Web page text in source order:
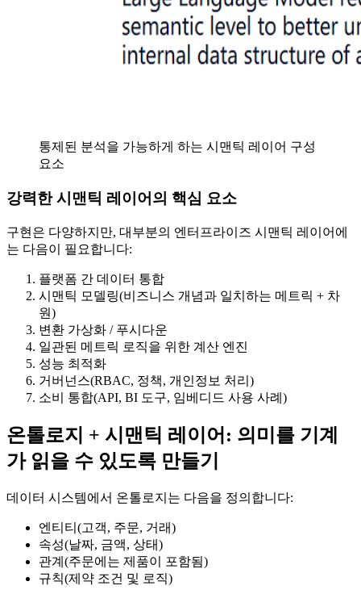
통제된 분석을 가능하게 하는 시맨틱 레이어 구성
요소
강력한 시맨틱 레이어의 핵심 요소
구현은 다양하지만, 대부분의 엔터프라이즈 시맨틱 레이어에
는 다음이 필요합니다:
플랫폼 간 데이터 통합
시맨틱 모델링(비즈니스 개념과 일치하는 메트릭 + 차
원)
변환 가상화 / 푸시다운
일관된 메트릭 로직을 위한 계산 엔진
성능 최적화
거버넌스(RBAC, 정책, 개인정보 처리)
소비 통합(API, BI 도구, 임베디드 사용 사례)
온톨로지 + 시맨틱 레이어: 의미를 기계
가 읽을 수 있도록 만들기
데이터 시스템에서 온톨로지는 다음을 정의합니다:
엔티티(고객, 주문, 거래)
속성(날짜, 금액, 상태)
관계(주문에는 제품이 포함됨)
규칙(제약 조건 및 로직)